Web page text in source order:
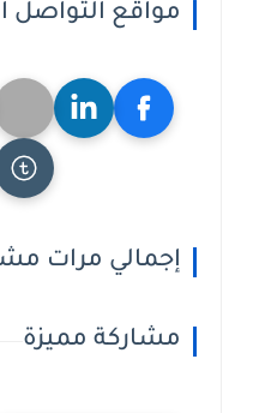
مواقع التواصل
إجمالي مرات
مشاركة مميزة